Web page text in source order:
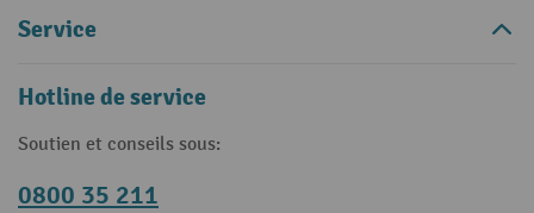
Service
Hotline de service
Soutien et conseils sous:
0800 35 211